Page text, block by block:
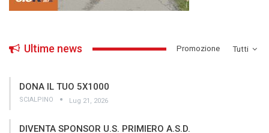
Tutti
Ultime news ­Promozione
DONA IL TUO 5X1000
SCIALPINO Lug 21, 2026
DIVENTA SPONSOR U.S. PRIMIERO A.S.D.